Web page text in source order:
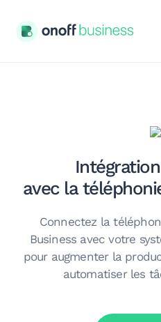
Ressources
Qui sommes nous ?
FR EN
avec la
Connectez la
Business avec votre
pour augmenter la
automatiser les